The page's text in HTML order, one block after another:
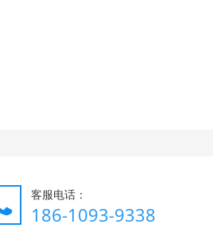
客服电话：
186-1093-9338